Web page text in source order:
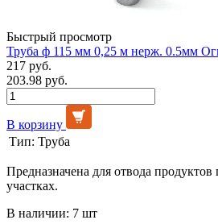
Быстрый просмотр
Труба ф 115 мм 0,25 м нерж. 0.5мм
217 руб.
203.98 руб.
В корзину
Тип: Труба
Предназначена для отвода
участках.
В наличии: 7 шт